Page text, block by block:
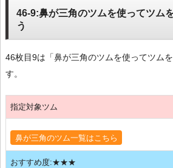
46-9:鼻が三角のツムを使ってツム
う
46枚目9は「鼻が三角のツムを使ってツム
す。
指定対象ツム
鼻が三角のツム一覧はこちら
おすすめ度:★★★